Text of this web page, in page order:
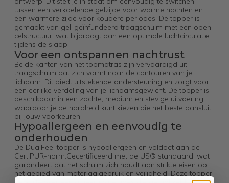
tussen een verkoelende gelzijde voor warme nachten en
een warmere zijde voor koudere periodes. De topper is
gemaakt van gel-geïnfundeerd traagschuim met een open
celstructuur, wat bijdraagt aan een optimale luchtcirculatie
tijdens de slaap.
Voor een ontspannen nachtrust
Beide kanten van het topmatras zijn vervaardigd uit
traagschuim dat zich vormt naar de contouren van je
lichaam. Dit biedt uitstekende ondersteuning en zorgt voor
een eerlijke verdeling van je lichaamsgewicht. De topper is
beschikbaar in een zachte, medium en stevige uitvoering,
waardoor je de hardheid kunt kiezen die het beste aansluit
bij jouw voorkeuren.
Hypoallergeen en eenvoudig te
onderhouden
De DualFeel topper is hypoallergeen en voldoet aan de
CertiPUR-norm.Gecertificeerd met de US® standaard, wat
garandeert dat het schuim zich houdt aan strikte eisen op
het gebied van materiaalgebruik en veiligheid. Deze topper